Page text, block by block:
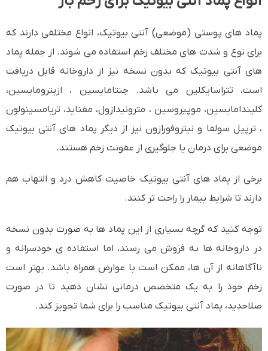
پماد های پوستی (موضعی) آنتی بیوتیک، انواع مختلفی دارند که
برای نوع و شدت های مختلف زخم استفاده می شوند. از جمله پماد
های آنتی بیوتیک که بدون نسخه نیز از داروخانه قابل دریافت
است، تتراسایکلین می باشد. جنتامایسین ، ازیترومایسین،
کلیندامایسین، موپیروسین ، مترونیدازول، مفناید، تریامسینولون
، ترپیل سولفا و نیتروفورازون نیز از دیگر پماد های آنتی بیوتیک
موضعی برای درمان یا جلوگیری از عفونت زخم هستند.
برخی از پماد های آنتی بیوتیک خاصیت کاهش درد و التهاب هم
دارند تا شرایط بیمار را راحت تر کنند.
توجه کنید که گرچه بسیاری از این پماد ها به صورت بدون نسخه
در داروخانه ها به فروش می رسند، اما استفاده ی خودسرانه و
ناآگاهانه از آن ها، ممکن است با عوارض همراه باشد. بهتر است
زخم خود را به یک متخصص درمانی نشان دهید تا در صورت
صلاحدید، پماد آنتی بیوتیک مناسب را برای شما تجویز کند.